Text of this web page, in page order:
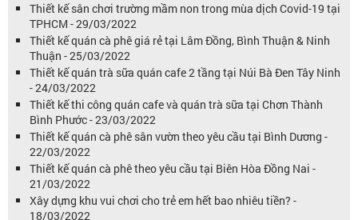
Thiết kế sân chơi trường mầm non trong mùa dịch Covid-19 tại
TPHCM - 29/03/2022
Thiết kế quán cà phê giá rẻ tại Lâm Đồng, Bình Thuận & Ninh
Thuận - 25/03/2022
Thiết kế quán trà sữa quán cafe 2 tầng tại Núi Bà Đen Tây Ninh
- 24/03/2022
Thiết kế thi công quán cafe và quán trà sữa tại Chơn Thành
Bình Phước - 23/03/2022
Thiết kế quán cà phê sân vườn theo yêu cầu tại Bình Dương -
22/03/2022
Thiết kế quán cà phê theo yêu cầu tại Biên Hòa Đồng Nai -
21/03/2022
Xây dựng khu vui chơi cho trẻ em hết bao nhiêu tiền? -
18/03/2022